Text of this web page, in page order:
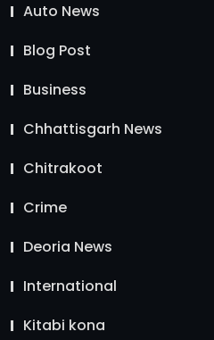
Auto News
Blog Post
Business
Chhattisgarh News
Chitrakoot
Crime
Deoria News
International
Kitabi kona